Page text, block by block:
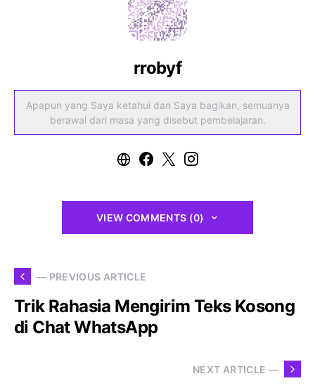
rrobyf
Apapun yang Saya ketahui dan Saya bagikan, semuanya
berawal dari masa yang disebut pembelajaran.
VIEW COMMENTS (0)
— PREVIOUS ARTICLE
Trik Rahasia Mengirim Teks Kosong
di Chat WhatsApp
NEXT ARTICLE —